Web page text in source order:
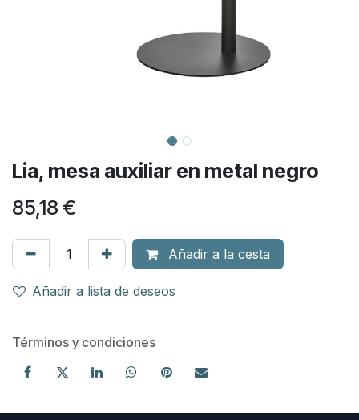
Lia, mesa auxiliar en metal negro
85,18 €
Añadir a la cesta
Añadir a lista de deseos
Términos y condiciones